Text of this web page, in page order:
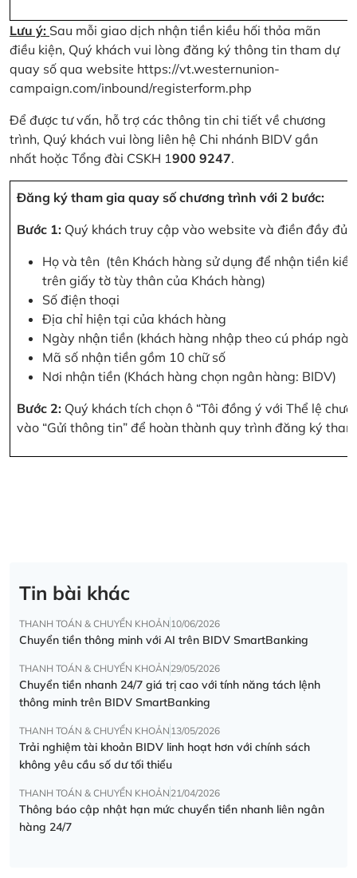
Lưu ý: Sau mỗi giao dịch nhận tiền kiều hối thỏa mãn
điều kiện, Quý khách vui lòng đăng ký thông tin tham dự
quay số qua website https://vt.westernunion-
campaign.com/inbound/registerform.php
Để được tư vấn, hỗ trợ các thông tin chi tiết về chương
trình, Quý khách vui lòng liên hệ Chi nhánh BIDV gần
nhất hoặc Tổng đài CSKH 1900 9247.
Đăng ký tham gia quay số chương trình với 2 bước:
Bước 1: Quý khách truy cập vào website và điền đầy đủ
Họ và tên (tên Khách hàng sử dụng để nhận tiền
trên giấy tờ tùy thân của Khách hàng)
Số điện thoại
Địa chỉ hiện tại của khách hàng
Ngày nhận tiền (khách hàng nhập theo cú pháp
Mã số nhận tiền gồm 10 chữ số
Nơi nhận tiền (Khách hàng chọn ngân hàng: BIDV)
Bước 2: Quý khách tích chọn ô “Tôi đồng ý với Thể lệ
vào “Gửi thông tin” để hoàn thành quy trình đăng ký
Tin bài khác
THANH TOÁN & CHUYỂN KHOẢN 10/06/2026
Chuyển tiền thông minh với AI trên BIDV SmartBanking
THANH TOÁN & CHUYỂN KHOẢN 29/05/2026
Chuyển tiền nhanh 24/7 giá trị cao với tính năng tách lệnh
thông minh trên BIDV SmartBanking
THANH TOÁN & CHUYỂN KHOẢN 13/05/2026
Trải nghiệm tài khoản BIDV linh hoạt hơn với chính sách
không yêu cầu số dư tối thiểu
THANH TOÁN & CHUYỂN KHOẢN 21/04/2026
Thông báo cập nhật hạn mức chuyển tiền nhanh liên ngân
hàng 24/7